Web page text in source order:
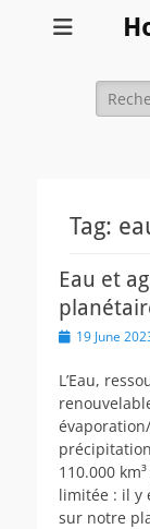
Search
for:
Tag:
Eau et
Posted19 June
L’Eau,
110.000
limitée : il y
sur notre